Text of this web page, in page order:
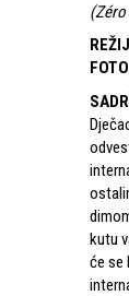
(Zéro
kutu
će se